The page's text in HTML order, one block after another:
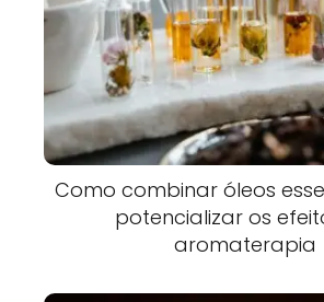
Como combinar óleos
potencializar os
aromaterapia